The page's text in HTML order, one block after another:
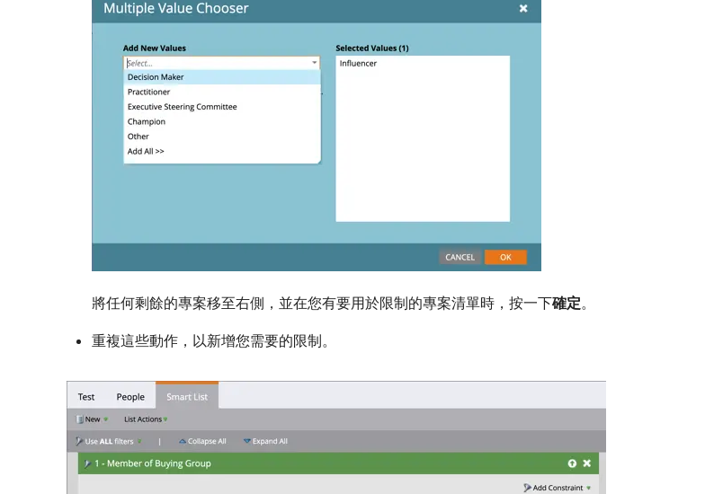
將任何剩餘的專案移至右側，並在您有要用於限制的專案清單時，按一下​確定。
重複這些動作，以新增您需要的限制。